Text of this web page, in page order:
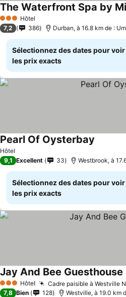
3 ÉtoilesHôtel
The Waterfront Spa by
7,2 386 Durban, à 16.8 km de :
Sélectionnez des dates pour voir
les prix exacts
Hôtel
Pearl Of Oysterbay
9,1 Excellent 33 Westbrook, à
Sélectionnez des dates pour voir
les prix exacts
3 ÉtoilesHôtel Cadre paisible à Westville
Jay And Bee Guesthouse
7,8 Bien 128 Westville, à 19.0 km